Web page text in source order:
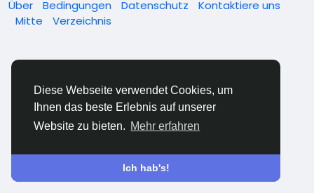
Diese Webseite verwendet Cookies, um
Ihnen das beste Erlebnis auf unserer
Website zu bieten. Mehr erfahren
Ich hab's!
Über
Bedingungen Datenschutz
Kontaktiere uns
Mitte
Verzeichnis